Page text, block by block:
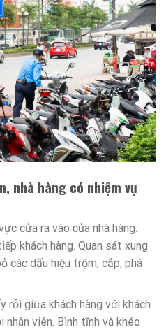
nhà hàng có nhiệm vụ
cửa ra vào của nhà hàng.
khách hàng. Quan sát xung
các dấu hiệu trộm, cắp, phá
rỗi giữa khách hàng với khách
nhân viên. Bình tĩnh và khéo